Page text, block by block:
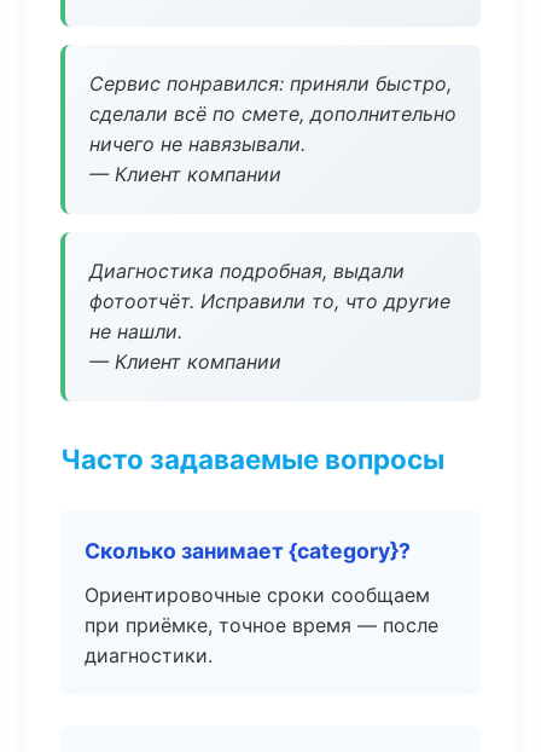
Сервис понравился: приняли быстро,
сделали всё по смете, дополнительно
ничего не навязывали.
— Клиент компании
Диагностика подробная, выдали
фотоотчёт. Исправили то, что другие
не нашли.
— Клиент компании
Часто задаваемые вопросы
Сколько занимает {category}?
Ориентировочные сроки сообщаем
при приёмке, точное время — после
диагностики.